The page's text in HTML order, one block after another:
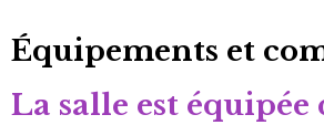
Équipements et
La salle est équipée